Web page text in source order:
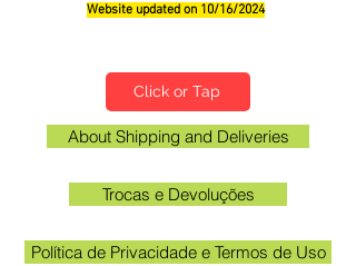
Website updated on 10/16/2024
Click or Tap
About Shipping and Deliveries
Trocas e Devoluções
Política de Privacidade e Termos de Uso